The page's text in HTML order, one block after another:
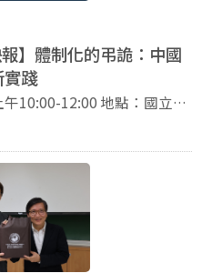
up, including 15 research
in five academic panels.
Dr. Chyungly Lee
I Elizabeth Cha (CYCU).
the IIR and stay
Official website｜
｜
Instagram｜
nccu_iir YouTube｜
Support to IIR｜
Detail?
】體制化的弔詭：中國
實踐
地點：國立政
報室（臺北市文山區萬壽路